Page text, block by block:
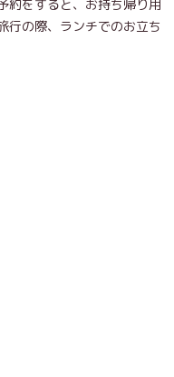
約をすると、お持ち帰り用
行の際、ランチでのお立ち